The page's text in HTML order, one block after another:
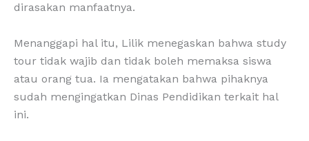
dirasakan manfaatnya.
Menanggapi hal itu, Lilik menegaskan bahwa study
tour tidak wajib dan tidak boleh memaksa siswa
atau orang tua. Ia mengatakan bahwa pihaknya
sudah mengingatkan Dinas Pendidikan terkait hal
ini.